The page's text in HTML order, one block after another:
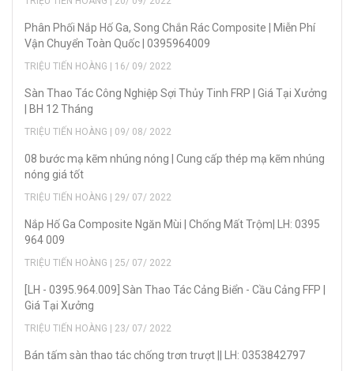
Phân Phối Nắp Hố Ga, Song Chắn Rác Composite | Miễn Phí
Vận Chuyển Toàn Quốc | 0395964009
TRIỆU TIẾN HOÀNG | 16/ 09/ 2022
Sàn Thao Tác Công Nghiệp Sợi Thủy Tinh FRP | Giá Tại Xưởng
| BH 12 Tháng
TRIỆU TIẾN HOÀNG | 09/ 08/ 2022
08 bước mạ kẽm nhúng nóng | Cung cấp thép mạ kẽm nhúng
nóng giá tốt
TRIỆU TIẾN HOÀNG | 29/ 07/ 2022
Nắp Hố Ga Composite Ngăn Mùi | Chống Mất Trộm| LH: 0395
964 009
TRIỆU TIẾN HOÀNG | 25/ 07/ 2022
[LH - 0395.964.009] Sàn Thao Tác Cảng Biển - Cầu Cảng FFP |
Giá Tại Xưởng
TRIỆU TIẾN HOÀNG | 23/ 07/ 2022
Bán tấm sàn thao tác chống trơn trượt || LH: 0353842797